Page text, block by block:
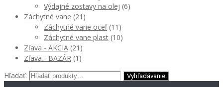
Výdajné zostavy na olej (6)
Záchytné vane (21)
Záchytné vane oceľ (11)
Záchytné vane plast (10)
Zľava - AKCIA (21)
Zľava - BAZÁR (1)
Hľadať: